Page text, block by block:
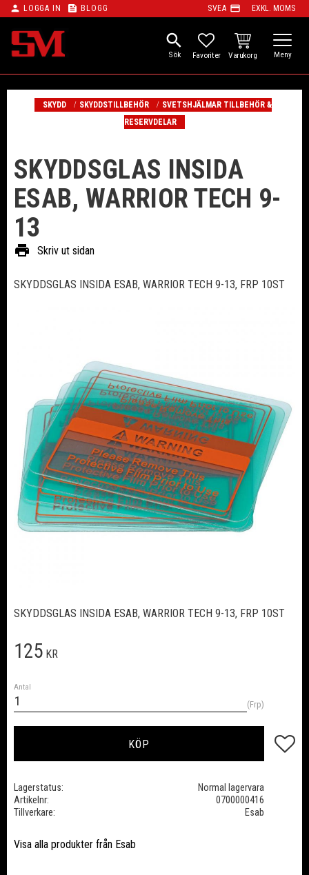
Meny
person LOGGA IN feed BLOGG SVEA payment EXKL. MOMS
search
FAVORITER
KUNDVAGN
SKYDD SKYDDSTILLBEHÖR
SVETSHJÄLMAR TILLBEHÖR &
RESERVDELAR
SKYDDSGLAS INSIDA
ESAB, WARRIOR TECH 9-
13
print Skriv ut sidan
SKYDDSGLAS INSIDA ESAB, WARRIOR TECH 9-13, FRP 10ST
SKYDDSGLAS INSIDA ESAB, WARRIOR TECH 9-13, FRP 10ST
125 KR
Antal
Frp
KÖP Lägg
Lagerstatus
Normal lagervara
Artikelnr
0700000416
Tillverkare
Esab
Visa alla produkter från Esab